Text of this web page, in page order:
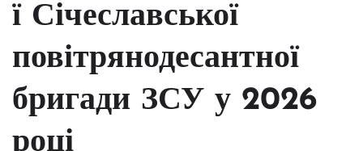
ї Січеславської
повітрянодесантної
бригади ЗСУ у 2026
році